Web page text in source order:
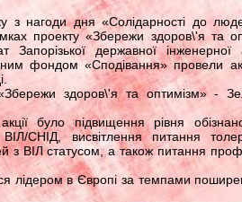
з нагоди дня «Солідарності до
проекту «Збережи здоров\'я та
Запорізької державної інженерної
фондом «Сподівання» провели
здоров\'я та оптимізм» -
було підвищення рівня
СНІД, висвітлення питання
з ВІЛ статусом, а також питання
лідером в Європі за темпами